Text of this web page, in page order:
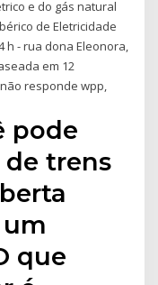
e do gás natural
de Eletricidade
h - rua dona Eleonora,
em 12
responde wpp,
pode
trens
que